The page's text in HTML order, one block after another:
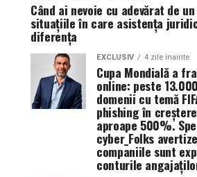
Când ai nevoie cu adevărat de
situațiile în care asistența
diferența
EXCLUSIV 4 zile inainte
Cupa Mondială a
online: peste
domenii cu temă
phishing în
aproape 500%.
cyber_Folks
companiile sunt
conturile